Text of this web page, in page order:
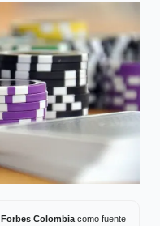
Forbes Colombiacomo fuente